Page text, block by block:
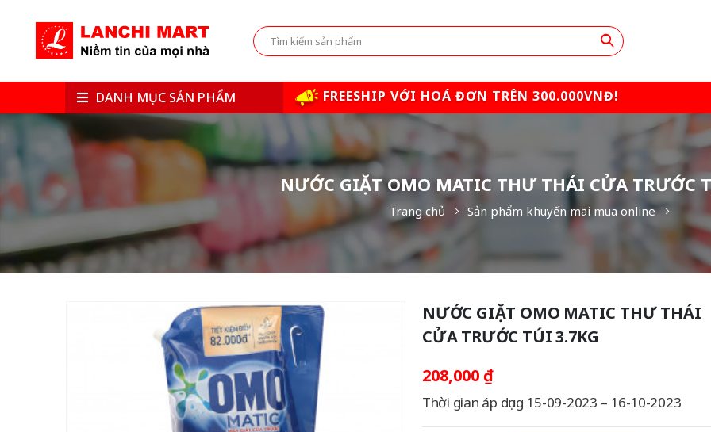
DANH MỤC SẢN PHẨM FREESHIP VỚI HOÁ ĐƠN TRÊN 300.000VNĐ!
NƯỚC GIẶT OMO MATIC THƯ THÁI CỬA TRƯỚC
Trang chủ Sản phẩm khuyến mãi mua online
NƯỚC GIẶT OMO MATIC THƯ THÁI
CỬA TRƯỚC TÚI 3.7KG
208,000 ₫
Thời gian áp dụng 15-09-2023 – 16-10-2023